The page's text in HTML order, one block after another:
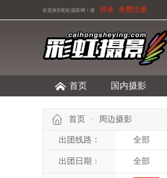
欢迎来到彩虹摄影网！ 请 登录 免费注册
首页 国内摄影
首页 > 周边摄影
出团线路： 全部
出团日期： 全部